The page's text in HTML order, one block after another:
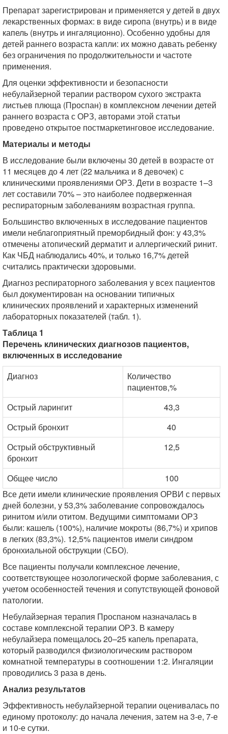
Препарат зарегистрирован и применяется у детей в двух
лекарственных формах: в виде сиропа (внутрь) и в виде
капель (внутрь и ингаляционно). Особенно удобны для
детей раннего возраста капли: их можно давать ребенку
без ограничения по продолжительности и частоте
применения.
Для оценки эффективности и безопасности
небулайзерной терапии раствором сухого экстракта
листьев плюща (Проспан) в комплексном лечении детей
раннего возраста с ОРЗ, авторами этой статьи
проведено открытое постмаркетинговое исследование.
Материалы и методы
В исследование были включены 30 детей в возрасте от
11 месяцев до 4 лет (22 мальчика и 8 девочек) с
клиническими проявлениями ОРЗ. Дети в возрасте 1–3
лет составили 70% – это наиболее подверженная
респираторным заболеваниям возрастная группа.
Большинство включенных в исследование пациентов
имели неблагоприятный преморбидный фон: у 43,3%
отмечены атопический дерматит и аллергический ринит.
Как ЧБД наблюдались 40%, и только 16,7% детей
считались практически здоровыми.
Диагноз респираторного заболевания у всех пациентов
был документирован на основании типичных
клинических проявлений и характерных изменений
лабораторных показателей (табл. 1).
Таблица 1
Перечень клинических диагнозов пациентов,
включенных в исследование
Диагноз
Количество
пациентов,%
Острый ларингит
43,3
Острый бронхит
40
Острый обструктивный
бронхит
12,5
Общее число
100
Все дети имели клинические проявления ОРВИ с первых
дней болезни, у 53,3% заболевание сопровождалось
ринитом и/или отитом. Ведущими симптомами ОРЗ
были: кашель (100%), наличие мокроты (86,7%) и хрипов
в легких (83,3%). 12,5% пациентов имели синдром
бронхиальной обструкции (СБО).
Все пациенты получали комплексное лечение,
соответствующее нозологической форме заболевания, с
учетом особенностей течения и сопутствующей фоновой
патологии.
Небулайзерная терапия Проспаном назначалась в
составе комплексной терапии ОРЗ. В камеру
небулайзера помещалось 20–25 капель препарата,
который разводился физиологическим раствором
комнатной температуры в соотношении 1:2. Ингаляции
проводились 3 раза в день.
Анализ результатов
Эффективность небулайзерной терапии оценивалась по
единому протоколу: до начала лечения, затем на 3-е, 7-е
и 10-е сутки.